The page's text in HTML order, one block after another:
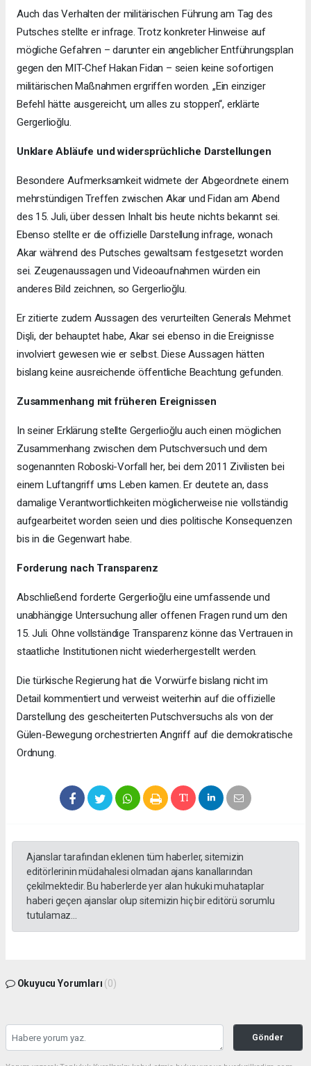
Auch das Verhalten der militärischen Führung am Tag des
Putsches stellte er infrage. Trotz konkreter Hinweise auf
mögliche Gefahren – darunter ein angeblicher Entführungsplan
gegen den MIT-Chef Hakan Fidan – seien keine sofortigen
militärischen Maßnahmen ergriffen worden. „Ein einziger
Befehl hätte ausgereicht, um alles zu stoppen“, erklärte
Gergerlioğlu.
Unklare Abläufe und widersprüchliche Darstellungen
Besondere Aufmerksamkeit widmete der Abgeordnete einem
mehrstündigen Treffen zwischen Akar und Fidan am Abend
des 15. Juli, über dessen Inhalt bis heute nichts bekannt sei.
Ebenso stellte er die offizielle Darstellung infrage, wonach
Akar während des Putsches gewaltsam festgesetzt worden
sei. Zeugenaussagen und Videoaufnahmen würden ein
anderes Bild zeichnen, so Gergerlioğlu.
Er zitierte zudem Aussagen des verurteilten Generals Mehmet
Dişli, der behauptet habe, Akar sei ebenso in die Ereignisse
involviert gewesen wie er selbst. Diese Aussagen hätten
bislang keine ausreichende öffentliche Beachtung gefunden.
Zusammenhang mit früheren Ereignissen
In seiner Erklärung stellte Gergerlioğlu auch einen möglichen
Zusammenhang zwischen dem Putschversuch und dem
sogenannten Roboski-Vorfall her, bei dem 2011 Zivilisten bei
einem Luftangriff ums Leben kamen. Er deutete an, dass
damalige Verantwortlichkeiten möglicherweise nie vollständig
aufgearbeitet worden seien und dies politische Konsequenzen
bis in die Gegenwart habe.
Forderung nach Transparenz
Abschließend forderte Gergerlioğlu eine umfassende und
unabhängige Untersuchung aller offenen Fragen rund um den
15. Juli. Ohne vollständige Transparenz könne das Vertrauen in
staatliche Institutionen nicht wiederhergestellt werden.
Die türkische Regierung hat die Vorwürfe bislang nicht im
Detail kommentiert und verweist weiterhin auf die offizielle
Darstellung des gescheiterten Putschversuchs als von der
Gülen-Bewegung orchestrierten Angriff auf die demokratische
Ordnung.
Ajanslar tarafından eklenen tüm haberler, sitemizin
editörlerinin müdahalesi olmadan ajans kanallarından
çekilmektedir. Bu haberlerde yer alan hukuki muhataplar
haberi geçen ajanslar olup sitemizin hiç bir editörü sorumlu
tutulamaz...
Okuyucu Yorumları (0)
Gönder